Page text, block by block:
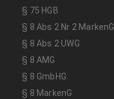
§ 75 HGB
§ 8 Abs 2 Nr 2 MarkenG
§ 8 Abs 2 UWG
§ 8 AMG
§ 8 GmbHG
§ 8 MarkenG